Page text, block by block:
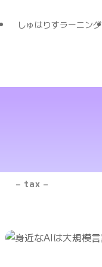
しゅはりすラーニング
– tax –